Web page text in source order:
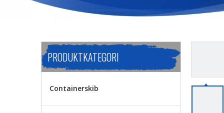
PRODUKTKATEGORI
Containerskib